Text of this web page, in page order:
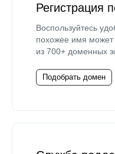
Регистрация
Воспользуйтесь
похожее имя может
из 700+ доменных
Подобрать домен